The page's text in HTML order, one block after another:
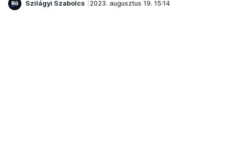
Szilágyi Szabolcs
2023. augusztus 19. 15:14